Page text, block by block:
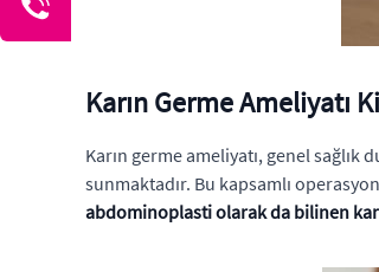
Karın Germe Ameliyatı
Karın germe ameliyatı, genel
sunmaktadır. Bu kapsamlı
abdominoplasti olarak da bilinen